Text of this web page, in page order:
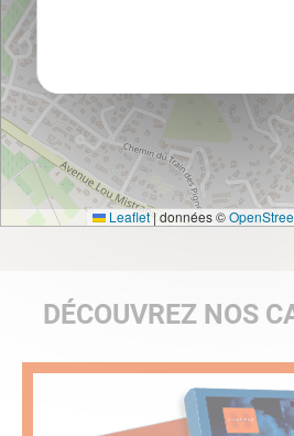
Leaflet | données ©
DÉCOUVREZ NOS